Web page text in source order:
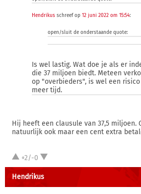
Hendrikus schreef op 12 juni 2022 om 15:54:
open/sluit de onderstaande quote:
Is wel lastig. Wat doe je als er
die 37 miljoen biedt. Meteen
op "overbieders", is wel een
meer tijd.
Hij heeft een clausule van 37,5 miljoen.
natuurlijk ook maar een cent extra
+2/-0
Hendrikus